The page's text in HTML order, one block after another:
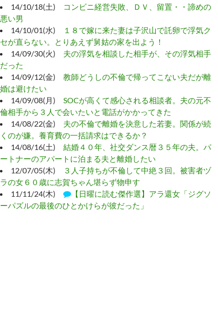
14/10/18(土)
コンビニ経営失敗、ＤＶ、留置・・諦めの
悪い男
14/10/01(水)
１８で嫁に来た妻は子沢山で託卵で浮気ク
セが直らない。とりあえず舅姑の家を出よう！
14/09/30(火) 夫の浮気を相談した相手が、その浮気相手
だった
14/09/12(金) 教師どうしの不倫で帰ってこない夫だが離
婚は避けたい
14/09/08(月) SOCが高くて感心される相談者。夫の元不
倫相手から３人で会いたいと電話がかかってきた
14/08/22(金) 夫の不倫で離婚を決意した若妻。関係が続
くのが嫌。養育費の一括請求はできるか？
14/08/16(土) 結婚４０年、社交ダンス暦３５年の夫。パ
ートナーのアパートに泊まる夫と離婚したい
12/07/05(木)
３人子持ちが不倫して中絶３回。被害者ヅ
ラの女６０歳に志賀ちゃん堪らず物申す
11/11/24(木)
【日曜に読む傑作選】アラ還女「ジグソ
ーパズルの最後のひとかけらが彼だった」